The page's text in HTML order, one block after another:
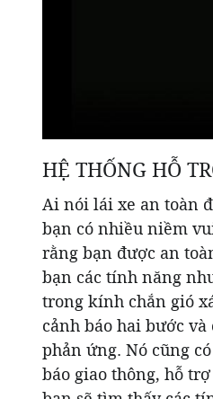
HỆ THỐNG HỖ
Ai nói lái xe an toàn
bạn có nhiều niềm
rằng bạn được an
bạn các tính năng
trong kính chắn gió
cảnh báo hai bước
phản ứng. Nó cũng
báo giao thông, hỗ